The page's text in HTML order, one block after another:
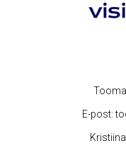
E-post: